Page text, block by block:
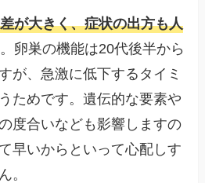
が大きく、症状の出方も人
。卵巣の機能は20代後半から
が、急激に低下するタイミ
ためです。遺伝的な要素や
度合いなども影響しますの
早いからといって心配しす
。